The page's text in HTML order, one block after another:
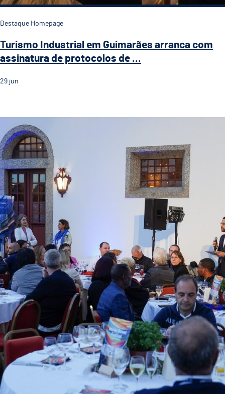
Destaque Homepage
Turismo Industrial em Guimarães arranca com
assinatura de protocolos de ...
29 jun
Guimarães acolheu reunião de 250 Agentes de